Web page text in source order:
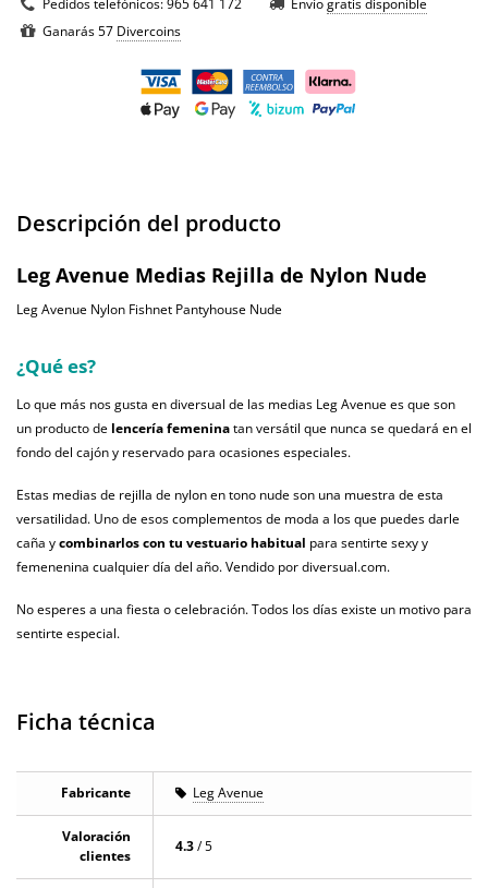
Pedidos telefónicos:965 641 172 Envíogratis disponible
Ganarás 57 Divercoins
Descripción del producto
Leg Avenue Medias Rejilla de Nylon Nude
Leg Avenue Nylon Fishnet Pantyhouse Nude
¿Qué es?
Lo que más nos gusta en diversual de las medias Leg Avenue es que son
un producto de lencería femeninatan versátil que nunca se quedará en el
fondo del cajón y reservado para ocasiones especiales.
Estas medias de rejilla de nylon en tono nude son una muestra de esta
versatilidad. Uno de esos complementos de moda a los que puedesdarle
caña ycombinarlos con tu vestuario habitual para sentirte sexy y
femenenina cualquier día del año. Vendido por diversual.com.
No esperes a una fiesta o celebración. Todos los días existe un motivo para
sentirte especial.
Ficha técnica
Fabricante Leg Avenue
Valoración
clientes
4.3/ 5